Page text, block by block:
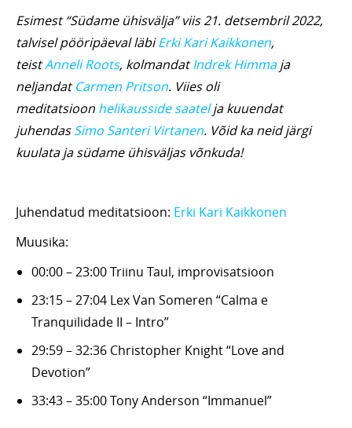
Esimest “Südame ühisvälja” viis 21. detsembril 2022,
talvisel pööripäeval läbiErki Kari Kaikkonen,
teistAnneli Roots, kolmandatIndrek Himmaja
neljandatCarmen Pritson. Viies oli
meditatsioon helikausside saatelja kuuendat
juhendasSimo Santeri Virtanen. Võid ka neid järgi
kuulata ja südame ühisväljas võnkuda!
Juhendatud meditatsioon: Erki Kari Kaikkonen
Muusika:
00:00 – 23:00 Triinu Taul, improvisatsioon
23:15 – 27:04 Lex Van Someren “Calma e
Tranquilidade II – Intro”
29:59 – 32:36 Christopher Knight “Love and
Devotion”
33:43 – 35:00 Tony Anderson “Immanuel”